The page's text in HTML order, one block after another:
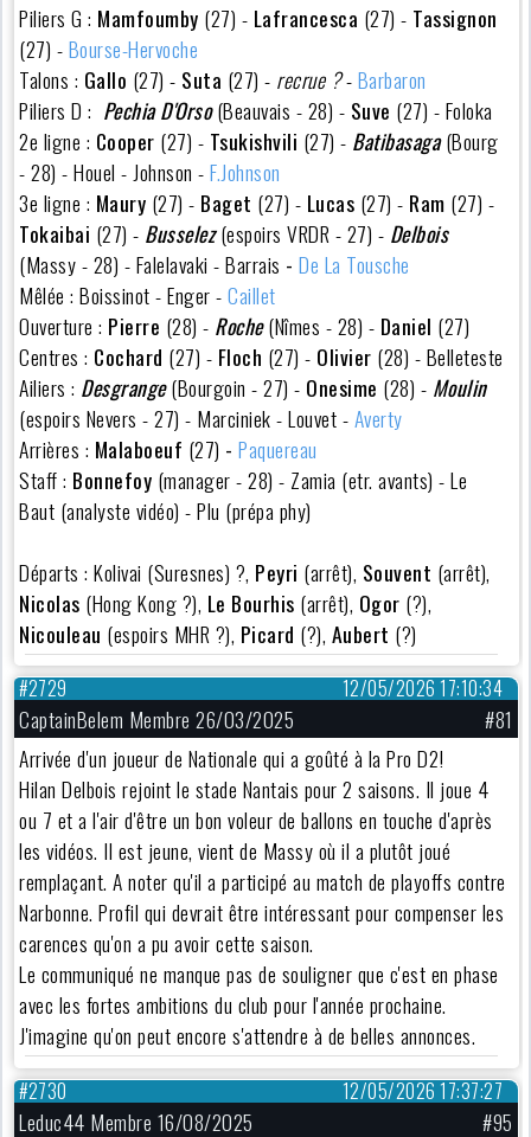
Piliers G : Mamfoumby (27) - Lafrancesca (27) - Tassignon
(27) -Bourse-Hervoche
Talons : Gallo (27) - Suta (27) - recrue ?-Barbaron
Piliers D : Pechia D'Orso(Beauvais - 28) - Suve (27) - Foloka
2e ligne : Cooper (27) - Tsukishvili (27) - Batibasaga(Bourg
- 28) - Houel - Johnson -F.Johnson
3e ligne : Maury (27) - Baget (27) - Lucas (27) - Ram (27) -
Tokaibai (27) - Busselez(espoirs VRDR - 27) - Delbois
(Massy - 28) - Falelavaki - Barrais - De La Tousche
Mêlée : Boissinot - Enger -Caillet
Ouverture : Pierre (28) - Roche(Nîmes - 28) - Daniel (27)
Centres : Cochard (27) - Floch (27) - Olivier (28) - Belleteste
Ailiers : Desgrange(Bourgoin - 27) - Onesime (28) - Moulin
(espoirs Nevers - 27) - Marciniek - Louvet -Averty
Arrières : Malaboeuf (27) -Paquereau
Staff : Bonnefoy (manager - 28) - Zamia (etr. avants) - Le
Baut (analyste vidéo) - Plu (prépa phy)
Départs : Kolivai (Suresnes) ?, Peyri (arrêt), Souvent (arrêt),
Nicolas (Hong Kong ?), Le Bourhis (arrêt), Ogor (?),
Nicouleau (espoirs MHR ?), Picard (?), Aubert (?)
12/05/2026 17:10:34
#2729
CaptainBelem Membre 26/03/2025
#81
Arrivée d'un joueur de Nationale qui a goûté à la Pro D2!
Hilan Delbois rejoint le stade Nantais pour 2 saisons. Il joue 4
ou 7 et a l'air d'être un bon voleur de ballons en touche d'après
les vidéos. Il est jeune, vient de Massy où il a plutôt joué
remplaçant. A noter qu'il a participé au match de playoffs contre
Narbonne. Profil qui devrait être intéressant pour compenser les
carences qu'on a pu avoir cette saison.
Le communiqué ne manque pas de souligner que c'est en phase
avec les fortes ambitions du club pour l'année prochaine.
J'imagine qu'on peut encore s'attendre à de belles annonces.
12/05/2026 17:37:27
#2730
Leduc44 Membre 16/08/2025 #95